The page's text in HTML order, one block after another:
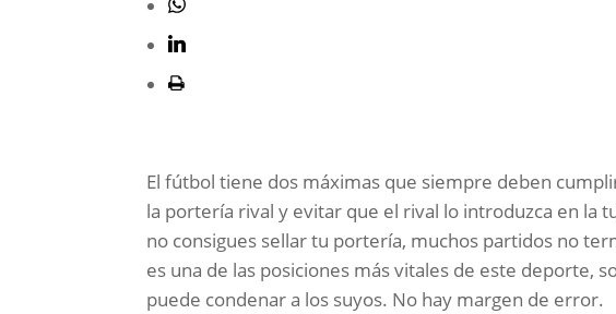
El fútbol tiene dos máximas que siempre deben
la portería rival y evitar que el rival lo introduzca en la
no consigues sellar tu portería, muchos partidos no
es una de las posiciones más vitales de este deporte,
puede condenar a los suyos. No hay margen de error.